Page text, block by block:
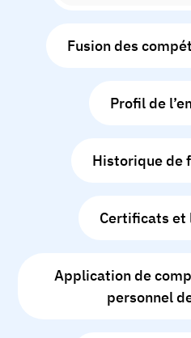
Fusion des
Profil de
Historique de
Certificats et
Application de
personnel